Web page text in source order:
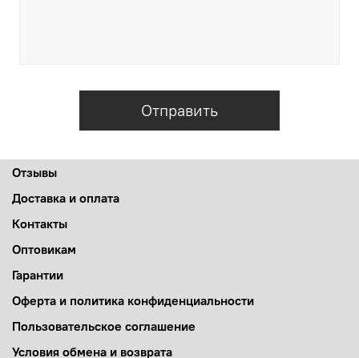
Отправить
Отзывы
Доставка и оплата
Контакты
Оптовикам
Гарантии
Оферта и политика конфиденциальности
Пользовательское соглашение
Условия обмена и возврата